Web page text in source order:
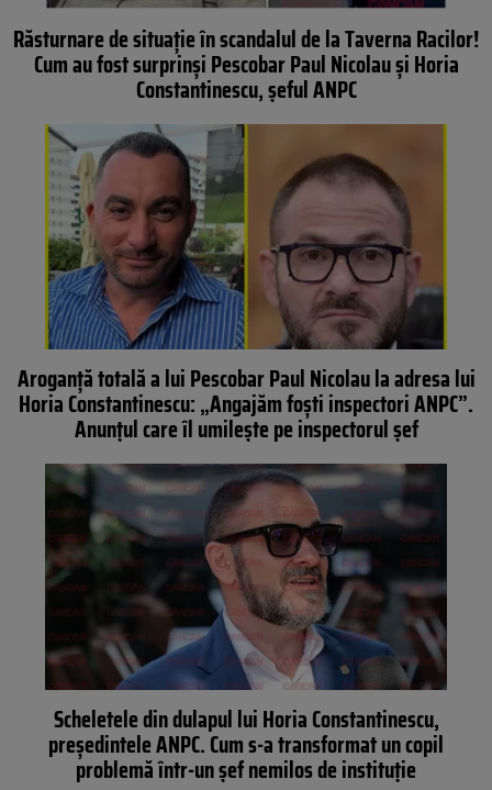
Răsturnare de situaţie în scandalul de la Taverna Racilor!
Cum au fost surprinşi Pescobar Paul Nicolau şi Horia
Constantinescu, şeful ANPC
Aroganță totală a lui Pescobar Paul Nicolau la adresa lui
Horia Constantinescu: „Angajăm foști inspectori ANPC”.
Anunțul care îl umilește pe inspectorul șef
Scheletele din dulapul lui Horia Constantinescu,
președintele ANPC. Cum s-a transformat un copil
problemă într-un șef nemilos de instituție